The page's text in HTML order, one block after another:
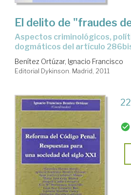
El delito de "fraudes
aspectos criminológicos, político-criminales y
dogmáticos del artículo
Benítez Ortúzar, Ignacio Francisco
Editorial Dykinson. Madrid, 2011